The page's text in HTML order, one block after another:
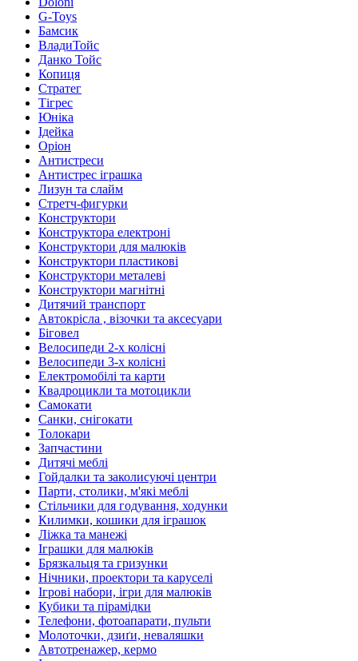
G-Toys
Бамсик
ВладиТойс
Данко Тойс
Копиця
Стратег
Тігрес
Юніка
Ідейка
Оріон
Антистреси
Антистрес іграшка
Лизун та слайм
Стретч-фигурки
Конструктори
Конструктора електроні
Конструктори для малюків
Конструктори пластикові
Конструктори металеві
Конструктори магнітні
Дитячий транспорт
Автокрісла , візочки та аксесуари
Біговел
Велосипеди 2-х колісні
Велосипеди 3-х колісні
Електромобілі та карти
Квадроцикли та мотоцикли
Самокати
Санки, снігокати
Толокари
Запчастини
Дитячі меблі
Гойдалки та заколисуючі центри
Парти, столики, м'які меблі
Стільчики для годування, ходунки
Килимки, кошики для іграшок
Ліжка та манежі
Іграшки для малюків
Брязкальця та гризунки
Нічники, проектори та каруселі
Ігрові набори, ігри для малюків
Кубики та пірамідки
Телефони, фотоапарати, пульти
Молоточки, дзиґи, неваляшки
Автотренажер, кермо